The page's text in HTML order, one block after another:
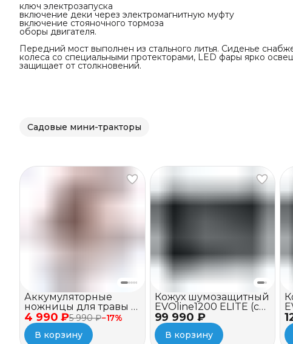
ключ электрозапуска
включение деки через электромагнитную муфту
включение стояночного тормоза
оборы двигателя.
Передний мост выполнен из стального литья. Сиденье
колеса со специальными протекторами, LED фары ярко
защищает от столкновений.
Садовые мини-тракторы
4 990 ₽5 990 ₽−17%
Аккумуляторные
ножницы для травы и
кустов EVOline GSB
7.2V
В корзину
99 990 ₽
Кожух шумозащитный
EVOline1200 ELITE (c
вентилятором)
В корзину